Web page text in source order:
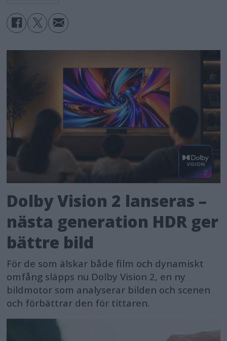
Dolby Vision 2 lanseras –
nästa generation HDR ger
bättre bild
För de som älskar både film och dynamiskt
omfång släpps nu Dolby Vision 2, en ny
bildmotor som analyserar bilden och scenen
och förbättrar den för tittaren.